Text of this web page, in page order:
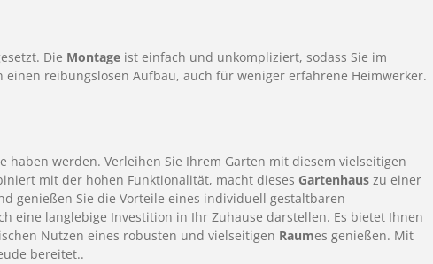
Die Montage ist einfach und unkompliziert, sodass Sie im
reibungslosen Aufbau, auch für weniger erfahrene Heimwerker.
haben werden. Verleihen Sie Ihrem Garten mit diesem vielseitigen
mit der hohen Funktionalität, macht dieses Gartenhaus zu einer
genießen Sie die Vorteile eines individuell gestaltbaren
eine langlebige Investition in Ihr Zuhause darstellen. Es bietet Ihnen
Nutzen eines robusten und vielseitigen Raumes genießen. Mit
bereitet..